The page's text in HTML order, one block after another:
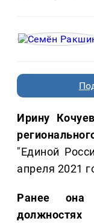
Ирину
"Единой
апреля 2021
Ранее она
должностях